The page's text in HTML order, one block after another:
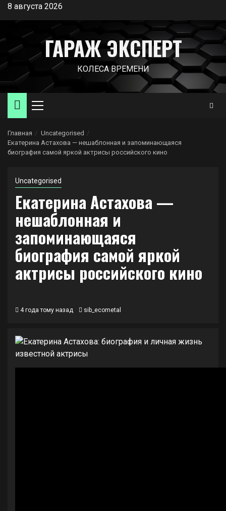
Перейти
содержимому
8 августа 2026
ГАРАЖ ЭКСПЕРТ
КОЛЕСА ВРЕМЕНИ
Основное
Главная
Uncategorised
Екатерина Астахова — нешаблонная и запоминающаяся
биография самой яркой актрисы российского кино
Uncategorised
Екатерина Астахова —
нешаблонная и
запоминающаяся
биография самой яркой
актрисы российского кино
4 года тому назад sib_ecometal